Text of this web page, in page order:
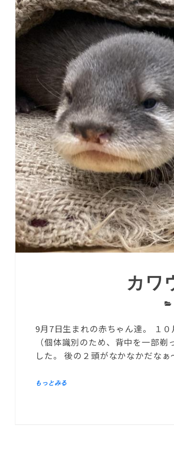
カワ
9月7日生まれの赤ちゃん達。 １
（個体識別のため、背中を一部
した。 後の２頭がなかなかだなぁ